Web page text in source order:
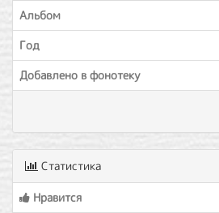
Альбом
Год
Добавлено в фонотеку
Статистика
Нравится